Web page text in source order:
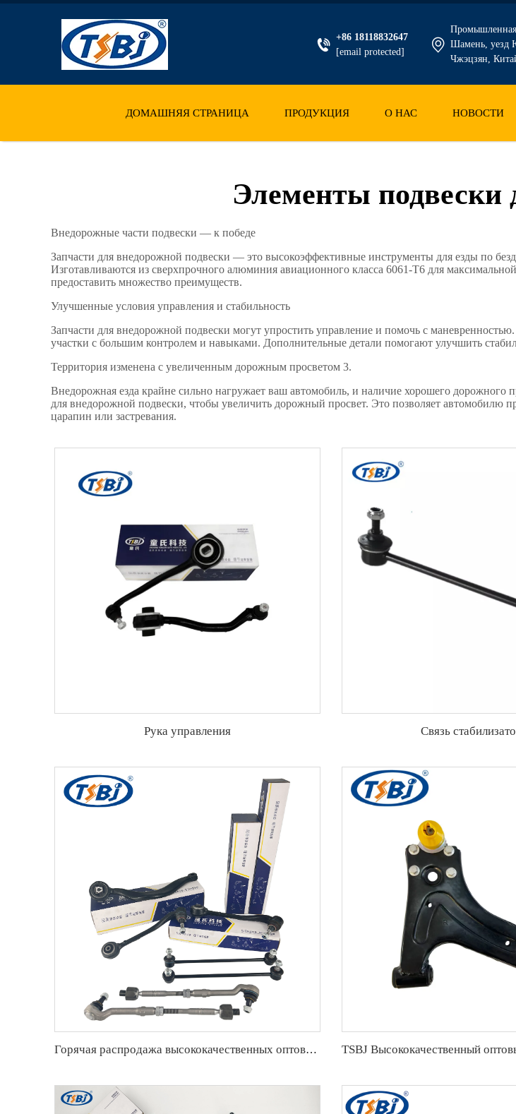
+86 18118832647
[email protected]
Промышленная
Шамень, уезд
Чжэцзян,
ДОМАШНЯЯ СТРАНИЦА ПРОДУКЦИЯ О НАС НОВОСТИ
Элементы подвески
Внедорожные части подвески — к победе
Запчасти для внедорожной подвески — это высокоэффективные инструменты для езды по
Изготавливаются из сверхпрочного алюминия авиационного класса 6061-T6 для
предоставить множество преимуществ.
Улучшенные условия управления и стабильность
Запчасти для внедорожной подвески могут упростить управление и помочь с
участки с большим контролем и навыками. Дополнительные детали помогают улучшить
Территория изменена с увеличенным дорожным просветом 3.
Внедорожная езда крайне сильно нагружает ваш автомобиль, и наличие хорошего дорожного
для внедорожной подвески, чтобы увеличить дорожный просвет. Это позволяет автомобилю
царапин или застревания.
Рука управления Связь
Горячая распродажа высококачественных оптовых производителей переднего нижнего рычага управления для BMW X5 E53 OE 31126760275 31121096315 31126760276